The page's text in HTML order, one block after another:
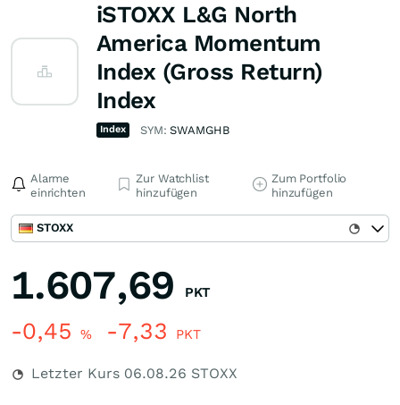
iSTOXX L&G North
America Momentum
Index (Gross Return)
Index
Index SYM:SWAMGHB
Alarme
einrichten
Zur Watchlist
hinzufügen
Zum Portfolio
hinzufügen
STOXX
1.607,69 PKT
-0,45 % -7,33 PKT
Letzter Kurs 06.08.26 STOXX